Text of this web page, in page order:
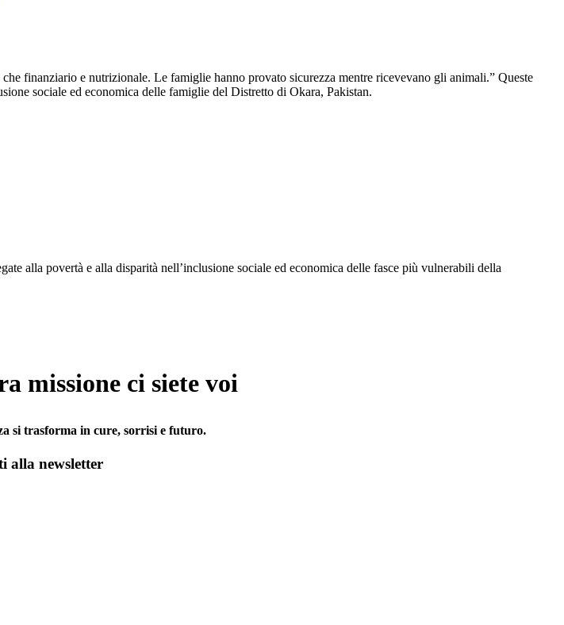
finanziario e nutrizionale. Le famiglie hanno provato sicurezza mentre ricevevano gli animali.” Queste
sociale ed economica delle famiglie del Distretto di Okara, Pakistan.
alla povertà e alla disparità nell’inclusione sociale ed economica delle fasce più vulnerabili della
missione ci siete voi
si trasforma in cure, sorrisi e futuro.
alla newsletter